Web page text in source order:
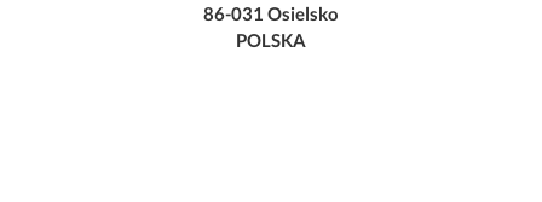
86-031 Osielsko
POLSKA